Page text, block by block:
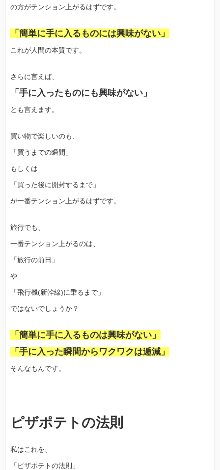
の方がテンション上がるはずです。
「簡単に手に入るものには興味がない」
これが人間の本質です。
さらに言えば、
「手に入ったものにも興味がない」
とも言えます。
買い物で楽しいのも、
「買うまでの瞬間」
もしくは
「買った後に開封するまで」
が一番テンション上がるはずです。
旅行でも、
一番テンション上がるのは、
「旅行の前日」
や
「飛行機(新幹線)に乗るまで」
ではないでしょうか？
「簡単に手に入るものは興味がない」
「手に入った瞬間からワクワクは逓減」
そんなもんです。
ピザポテトの法則
私はこれを、
「ピザポテトの法則」